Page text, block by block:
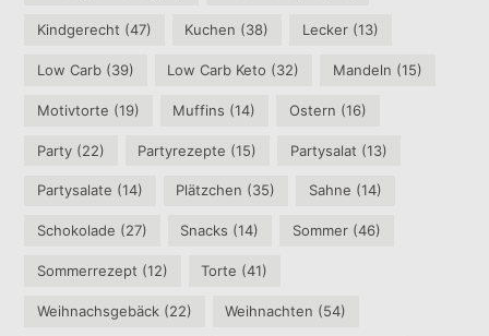
Kindgerecht (47) Kuchen (38) Lecker(13)
Low Carb (39) Low Carb Keto (32) Mandeln (15)
Motivtorte (19) Muffins (14) Ostern (16)
Party (22) Partyrezepte (15) Partysalat (13)
Partysalate (14) Plätzchen (35) Sahne (14)
Schokolade (27) Snacks (14) Sommer(46)
Sommerrezept (12) Torte (41)
Weihnachsgebäck (22) Weihnachten (54)